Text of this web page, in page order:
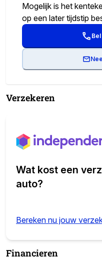
Mogelijk is het
op een later tijdstip
Verzekeren
Wat kost een
auto?
Bereken nu jouw
Financieren